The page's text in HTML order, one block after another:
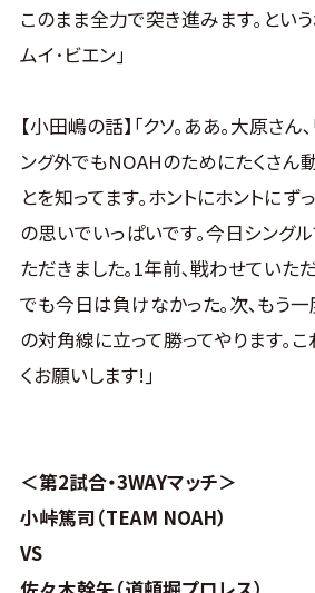
このまま全力で突き進みます｡とい
ムイ･ビエン｣
【小田嶋の話】｢クソ｡ああ｡大原さん
ング外でもNOAHのためにたくさん
とを知ってます｡ホントにホントにず
の思いでいっぱいです｡今日シング
ただきました｡1年前､戦わせていた
でも今日は負けなかった｡次､もう
の対角線に立って勝ってやります｡こ
くお願いします!｣
＜第2試合・3WAYマッチ＞
小峠篤司（TEAM NOAH）
VS